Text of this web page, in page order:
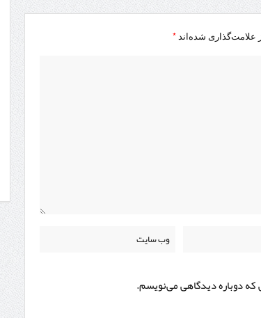
علامت‌گذاری شده‌اند*
که دوباره دیدگاهی می‌نویسم.